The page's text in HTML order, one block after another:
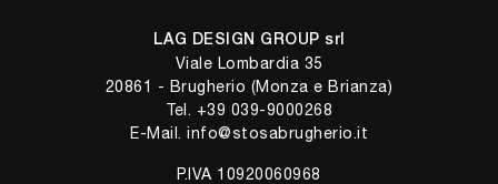
LAG DESIGN GROUP srl
Viale Lombardia 35
20861 - Brugherio (Monza e Brianza)
Tel. +39 039-9000268
E-Mail. info@stosabrugherio.it
P.IVA 10920060968